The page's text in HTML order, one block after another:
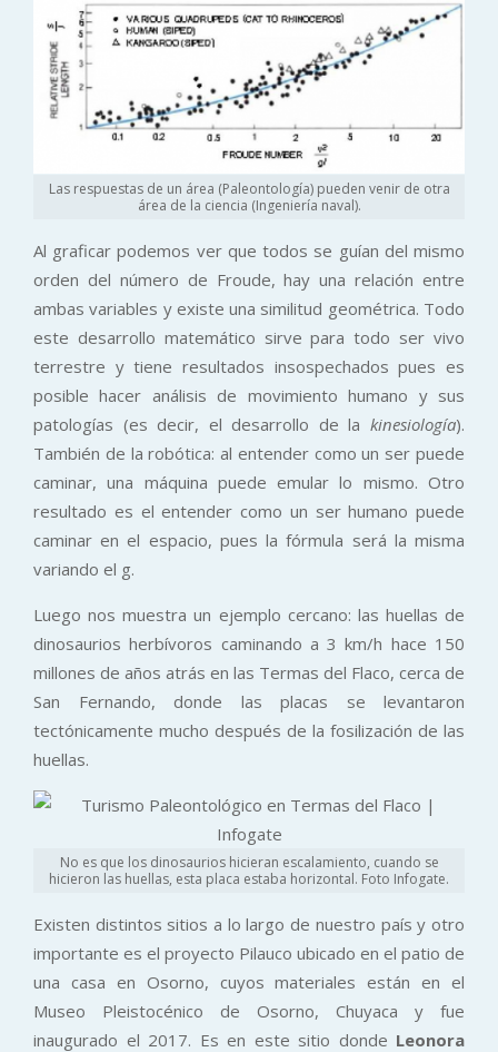
Las respuestas de un área (Paleontología) pueden venir de otra
área de la ciencia (Ingeniería naval).
Al graficar podemos ver que todos se guían del mismo
orden del número de Froude, hay una relación entre
ambas variables y existe una similitud geométrica. Todo
este desarrollo matemático sirve para todo ser vivo
terrestre y tiene resultados insospechados pues es
posible hacer análisis de movimiento humano y sus
patologías (es decir, el desarrollo de la kinesiología).
También de la robótica: al entender como un ser puede
caminar, una máquina puede emular lo mismo. Otro
resultado es el entender como un ser humano puede
caminar en el espacio, pues la fórmula será la misma
variando el g.
Luego nos muestra un ejemplo cercano: las huellas de
dinosaurios herbívoros caminando a 3 km/h hace 150
millones de años atrás en las Termas del Flaco, cerca de
San Fernando, donde las placas se levantaron
tectónicamente mucho después de la fosilización de las
huellas.
No es que los dinosaurios hicieran escalamiento, cuando se
hicieron las huellas, esta placa estaba horizontal. Foto Infogate.
Existen distintos sitios a lo largo de nuestro país y otro
importante es el proyecto Pilauco ubicado en el patio de
una casa en Osorno, cuyos materiales están en el
Museo Pleistocénico de Osorno, Chuyaca y fue
inaugurado el 2017. Es en este sitio donde Leonora